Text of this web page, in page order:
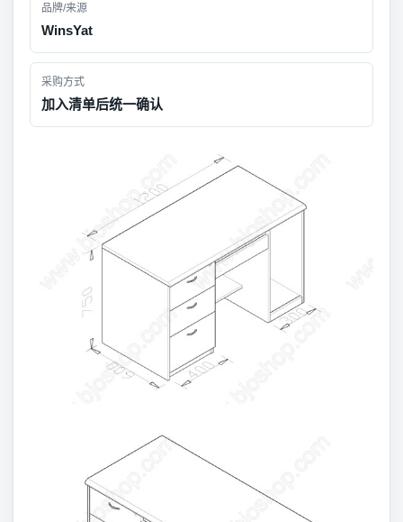
品牌/来源
WinsYat
采购方式
加入清单后统一确认